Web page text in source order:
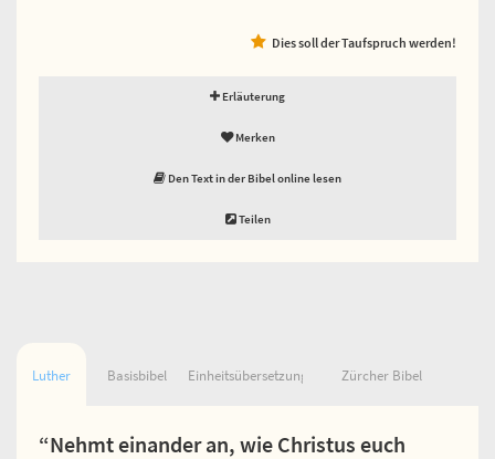
Dies soll der Taufspruch werden!
Erläuterung
Merken
Den Text in der Bibel online lesen
Teilen
Luther Basisbibel Einheitsübersetzung Zürcher Bibel
“Nehmt einander an, wie Christus euch